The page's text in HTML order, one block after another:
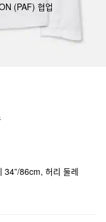
(PAF) 협업
34”/86cm, 허리 둘레